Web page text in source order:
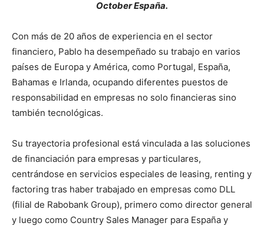
October España.
Con más de 20 años de experiencia en el sector
financiero, Pablo ha desempeñado su trabajo en varios
países de Europa y América, como Portugal, España,
Bahamas e Irlanda, ocupando diferentes puestos de
responsabilidad en empresas no solo financieras sino
también tecnológicas.
Su trayectoria profesional está vinculada a las soluciones
de financiación para empresas y particulares,
centrándose en servicios especiales de leasing, renting y
factoring tras haber trabajado en empresas como DLL
(filial de Rabobank Group), primero como director general
y luego como Country Sales Manager para España y